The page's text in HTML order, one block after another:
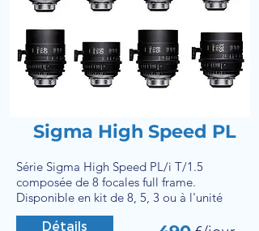
Sigma High Speed PL
Série Sigma High Speed PL/i T/1.5
composée de 8 focales full frame.
Disponible en kit de 8, 5, 3 ou à l'unité
Détails